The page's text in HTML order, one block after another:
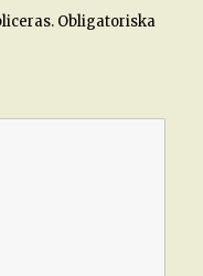
Obligatoriska